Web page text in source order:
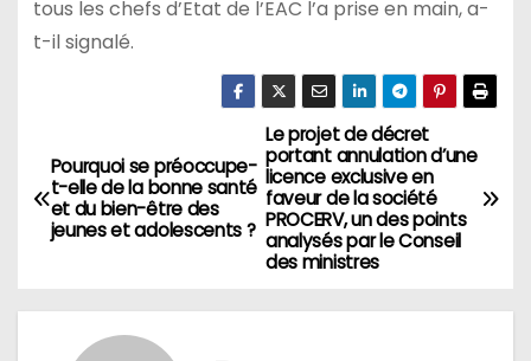
tous les chefs d’Etat de l’EAC l’a prise en main, a-
t-il signalé.
Navigation
de
l’article
Le projet de décret
portant annulation d’une
licence exclusive en
faveur de la société
PROCERV, un des points
analysés par le Conseil
des ministres
Pourquoi se préoccupe-
t-elle de la bonne santé
et du bien-être des
jeunes et adolescents ?